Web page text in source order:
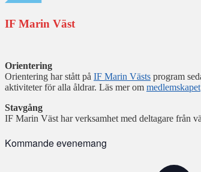
IF Marin Väst
Orientering
Orientering har stått på IF Marin Västs program
aktiviteter för alla åldrar. Läs mer om medlemskapet
Stavgång
IF Marin Väst har verksamhet med deltagare från
Kommande evenemang